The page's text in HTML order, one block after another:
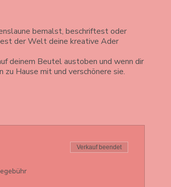
bemalst, beschriftest oder
der Welt deine kreative Ader
deinem Beutel austoben und wenn dir
Hause mit und verschönere sie.
Verkauf beendet